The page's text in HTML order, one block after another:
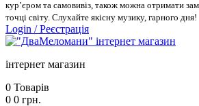
кур’єром та самовивіз, також можна отримати
точці світу. Слухайте якісну музику, гарного дня!
Login /Реєстрація
інтернет магазин
0 Товарів
0 0 грн.